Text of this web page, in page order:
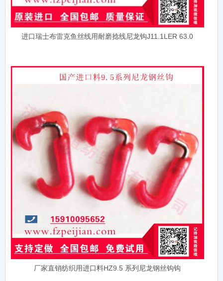
进口瑞士布雷克鱼丝线用耐磨捻线尼龙钩J11.1LER 63.0
厂家直销纺织用进口料HZ9.5 系列尼龙钢丝钩钩